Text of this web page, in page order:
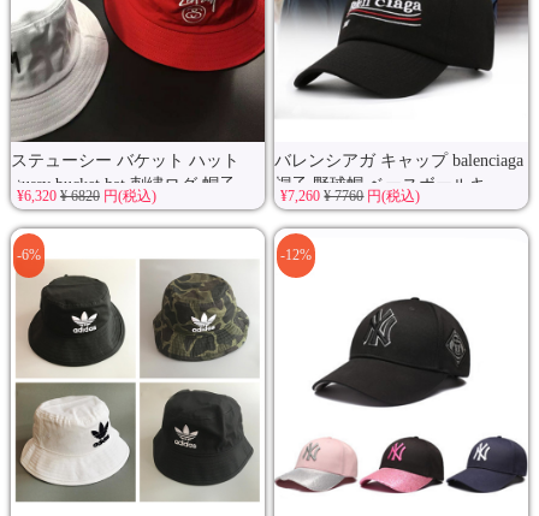
ステューシー バケット ハット
stussy bucket hat 刺繍ログ 帽子 ...
¥6,320 ¥ 6820円(税込)
バレンシアガ キャップ balenciaga
帽子 野球帽 ベースボールキ...
¥7,260¥ 7760円(税込)
-6% -12%